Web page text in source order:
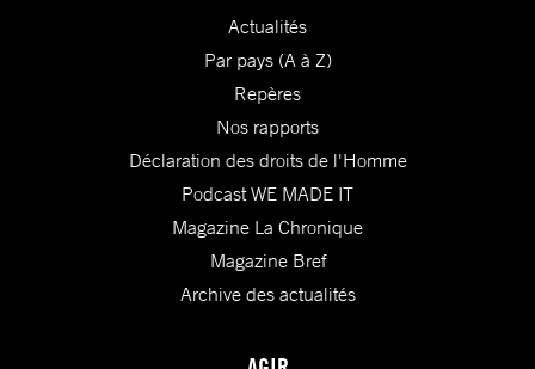
Actualités
Par pays (A à Z)
Repères
Nos rapports
Déclaration des droits de l'Homme
Podcast WE MADE IT
Magazine La Chronique
Magazine Bref
Archive des actualités